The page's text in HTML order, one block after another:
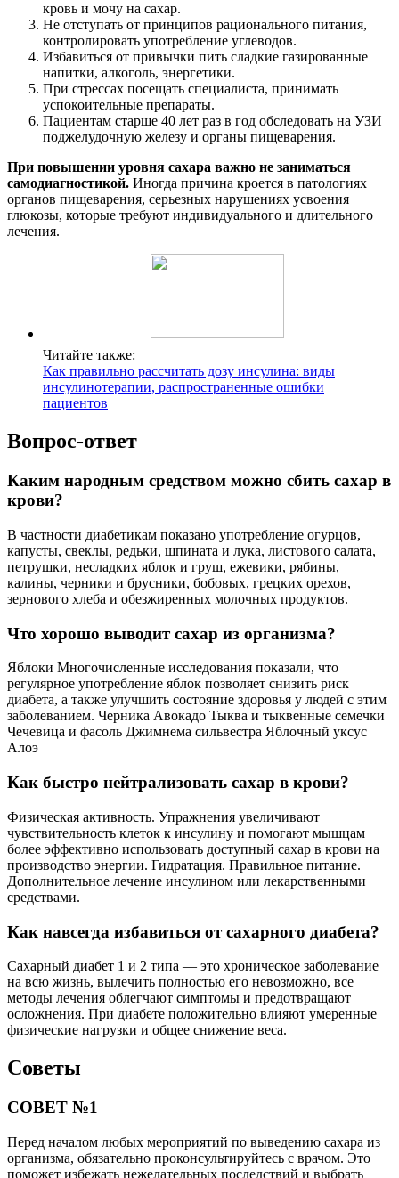
кровь и мочу на сахар.
Не отступать от принципов рационального питания,
контролировать употребление углеводов.
Избавиться от привычки пить сладкие газированные
напитки, алкоголь, энергетики.
При стрессах посещать специалиста, принимать
успокоительные препараты.
Пациентам старше 40 лет раз в год обследовать на УЗИ
поджелудочную железу и органы пищеварения.
При повышении уровня сахара важно не заниматься
самодиагностикой. Иногда причина кроется в патологиях
органов пищеварения, серьезных нарушениях усвоения
глюкозы, которые требуют индивидуального и длительного
лечения.
Читайте также:
Как правильно рассчитать дозу инсулина: виды
инсулинотерапии, распространенные ошибки
пациентов
Вопрос-ответ
Каким народным средством можно сбить сахар в
крови?
В частности диабетикам показано употребление огурцов,
капусты, свеклы, редьки, шпината и лука, листового салата,
петрушки, несладких яблок и груш, ежевики, рябины,
калины, черники и брусники, бобовых, грецких орехов,
зернового хлеба и обезжиренных молочных продуктов.
Что хорошо выводит сахар из организма?
Яблоки Многочисленные исследования показали, что
регулярное употребление яблок позволяет снизить риск
диабета, а также улучшить состояние здоровья у людей с этим
заболеванием. Черника Авокадо Тыква и тыквенные семечки
Чечевица и фасоль Джимнема сильвестра Яблочный уксус
Алоэ
Как быстро нейтрализовать сахар в крови?
Физическая активность. Упражнения увеличивают
чувствительность клеток к инсулину и помогают мышцам
более эффективно использовать доступный сахар в крови на
производство энергии. Гидратация. Правильное питание.
Дополнительное лечение инсулином или лекарственными
средствами.
Как навсегда избавиться от сахарного диабета?
Сахарный диабет 1 и 2 типа — это хроническое заболевание
на всю жизнь, вылечить полностью его невозможно, все
методы лечения облегчают симптомы и предотвращают
осложнения. При диабете положительно влияют умеренные
физические нагрузки и общее снижение веса.
Советы
СОВЕТ №1
Перед началом любых мероприятий по выведению сахара из
организма, обязательно проконсультируйтесь с врачом. Это
поможет избежать нежелательных последствий и выбрать